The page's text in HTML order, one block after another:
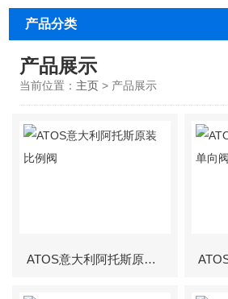
产品分类
产品展示
当前位置： 主页> 产品展示
ATOS意大利阿托斯原装比例阀